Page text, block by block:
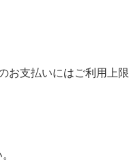
お支払いにはご利用上限